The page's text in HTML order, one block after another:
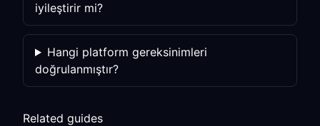
iyileştirir mi?
Hangi platform gereksinimleri
doğrulanmıştır?
Related guides